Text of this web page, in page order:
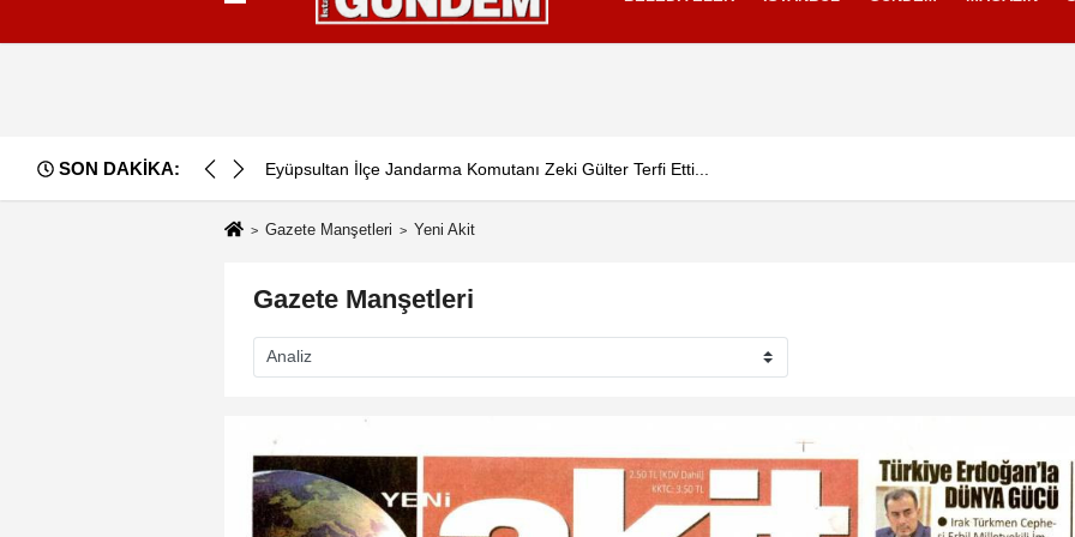
İletişim Çerez Politikası Gizlilik İlkeleri
SON DAKİKA:
Terfi Etti... AK Parti İstanbul İl Başkanı Abdullah Özdemir'in Üsküdar Belediyesi Başkan Vekilliği seçim sürecine ilişkin
ANNE VE BEBEK
Gazete Manşetleri Yeni Akit
Gazete Manşetleri